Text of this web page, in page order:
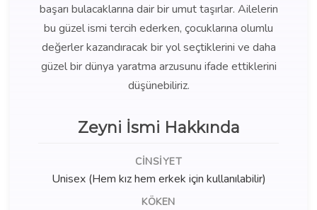
başarı bulacaklarına dair bir umut taşırlar. Ailelerin
bu güzel ismi tercih ederken, çocuklarına olumlu
değerler kazandıracak bir yol seçtiklerini ve daha
güzel bir dünya yaratma arzusunu ifade ettiklerini
düşünebiliriz.
Zeyni İsmi Hakkında
CINSIYET
Unisex (Hem kız hem erkek için kullanılabilir)
KÖKEN